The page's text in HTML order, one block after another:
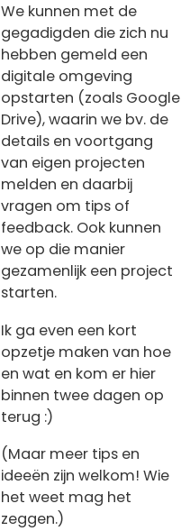
We kunnen met de
gegadigden die zich nu
hebben gemeld een
digitale omgeving
opstarten (zoals Google
Drive), waarin we bv. de
details en voortgang
van eigen projecten
melden en daarbij
vragen om tips of
feedback. Ook kunnen
we op die manier
gezamenlijk een project
starten.
Ik ga even een kort
opzetje maken van hoe
en wat en kom er hier
binnen twee dagen op
terug :)
(Maar meer tips en
ideeën zijn welkom! Wie
het weet mag het
zeggen.)